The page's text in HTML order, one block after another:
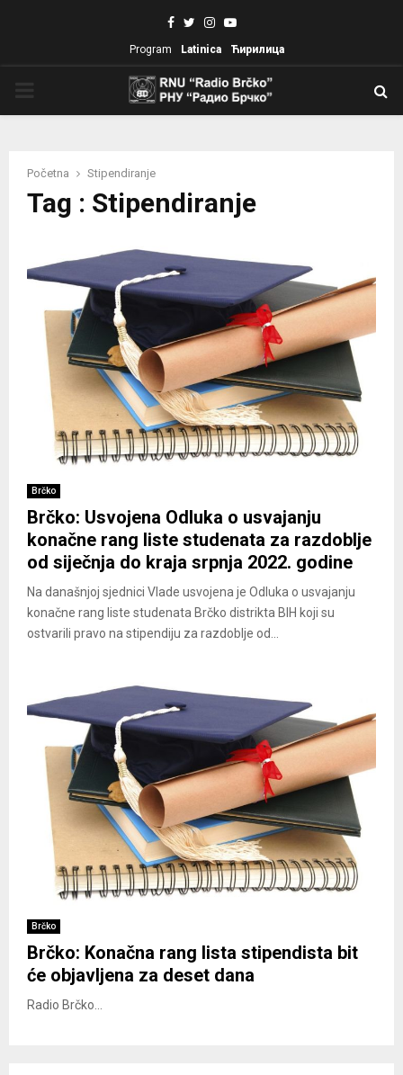
Facebook
TwitterInstagram
Youtube
Program Latinica Ћирилица
Početna Stipendiranje
Tag : Stipendiranje
Brčko
Brčko: Usvojena Odluka o usvajanju
konačne rang liste studenata za razdoblje
od siječnja do kraja srpnja 2022. godine
Na današnjoj sjednici Vlade usvojena je Odluka o usvajanju
konačne rang liste studenata Brčko distrikta BIH koji su
ostvarili pravo na stipendiju za razdoblje od...
Brčko
Brčko: Konačna rang lista stipendista bit
će objavljena za deset dana
Radio Brčko...